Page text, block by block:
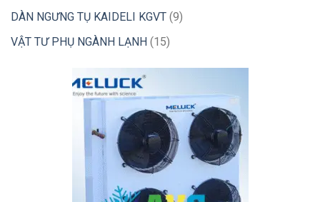
sản
phẩm
DÀN NGƯNG TỤ KAIDELI KGVT 99
VẬT TƯ PHỤ NGÀNH LẠNH 1515